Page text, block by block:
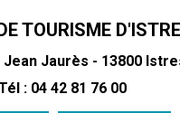
TOURISME
Jaurès - 13800
: 04 42 81 76 00